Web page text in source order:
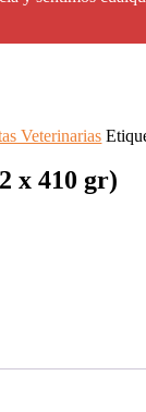
Veterinarias
x 410 gr)